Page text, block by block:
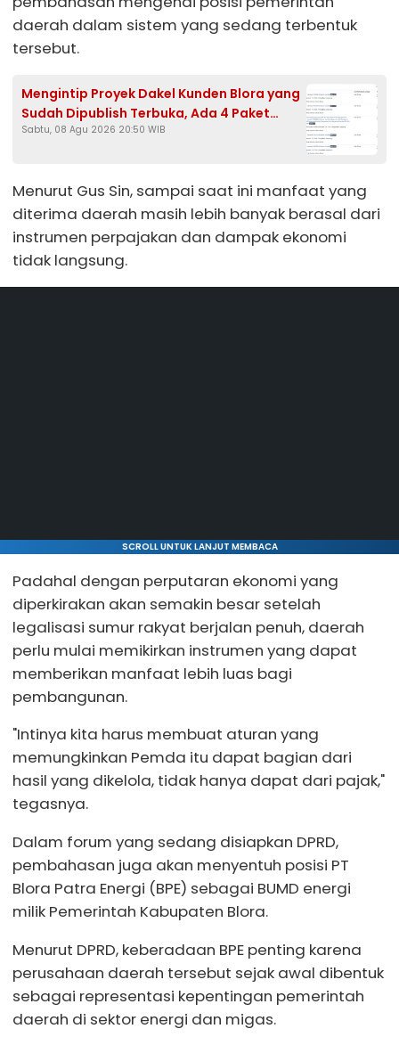
daerah dalam sistem yang sedang terbentuk
tersebut.
Mengintip Proyek Dakel Kunden Blora yang
Sudah Dipublish Terbuka, Ada 4 Paket
Drainase Senilai Rp374 Juta
Sabtu, 08 Agu 2026 20:50 WIB
Menurut Gus Sin, sampai saat ini manfaat yang
diterima daerah masih lebih banyak berasal dari
instrumen perpajakan dan dampak ekonomi
tidak langsung.
SCROLL UNTUK LANJUT MEMBACA
Padahal dengan perputaran ekonomi yang
diperkirakan akan semakin besar setelah
legalisasi sumur rakyat berjalan penuh, daerah
perlu mulai memikirkan instrumen yang dapat
memberikan manfaat lebih luas bagi
pembangunan.
"Intinya kita harus membuat aturan yang
memungkinkan Pemda itu dapat bagian dari
hasil yang dikelola, tidak hanya dapat dari pajak,"
tegasnya.
Dalam forum yang sedang disiapkan DPRD,
pembahasan juga akan menyentuh posisi PT
Blora Patra Energi (BPE) sebagai BUMD energi
milik Pemerintah Kabupaten Blora.
Menurut DPRD, keberadaan BPE penting karena
perusahaan daerah tersebut sejak awal dibentuk
sebagai representasi kepentingan pemerintah
daerah di sektor energi dan migas.